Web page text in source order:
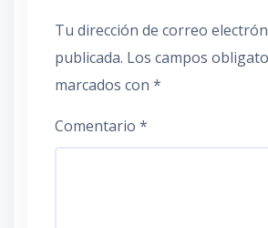
Tu dirección de correo
publicada. Los campos
marcados con *
Comentario *